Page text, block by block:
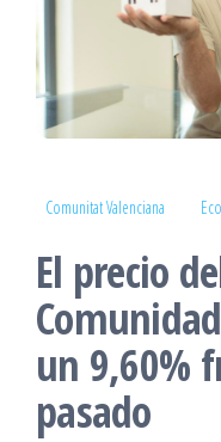
Comunitat Valenciana
El precio
un 9,60%
pasado